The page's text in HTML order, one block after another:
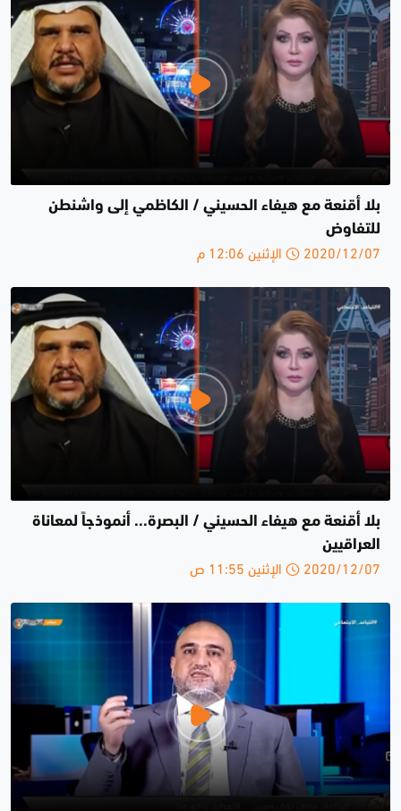
بلا أقنعة مع هيفاء الحسيني / الكاظمي إلى واشنطن
للتفاوض
2020/12/07 الإثنين 12:06 م
بلا أقنعة مع هيفاء الحسيني / البصرة... أنموذجاً لمعاناة
العراقيين
2020/12/07 الإثنين 11:55 ص